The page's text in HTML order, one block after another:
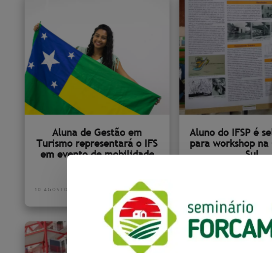
Aluna de Gestão em
Turismo representará o IFS
em evento de mobilidade
10 AGOSTO 2022
Aluno do IFSP é
para workshop na
Sul
Instituto